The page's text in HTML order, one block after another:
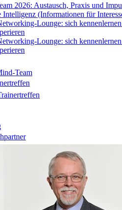
2026: Austausch, Praxis und
(Informationen für
Lounge: sich
Lounge: sich
Team